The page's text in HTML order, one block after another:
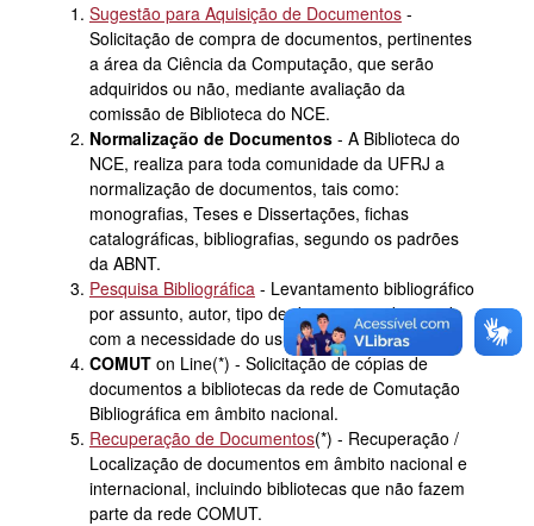
Sugestão para Aquisição de Documentos -
Solicitação de compra de documentos, pertinentes
a área da Ciência da Computação, que serão
adquiridos ou não, mediante avaliação da
comissão de Biblioteca do NCE.
Normalização de Documentos - A Biblioteca do
NCE, realiza para toda comunidade da UFRJ a
normalização de documentos, tais como:
monografias, Teses e Dissertações, fichas
catalográficas, bibliografias, segundo os padrões
da ABNT.
Pesquisa Bibliográfica - Levantamento bibliográfico
por assunto, autor, tipo de documento, de acordo
com a necessidade do usuário.
COMUT on Line(*) - Solicitação de cópias de
documentos a bibliotecas da rede de Comutação
Bibliográfica em âmbito nacional.
Recuperação de Documentos(*) - Recuperação /
Localização de documentos em âmbito nacional e
internacional, incluindo bibliotecas que não fazem
parte da rede COMUT.